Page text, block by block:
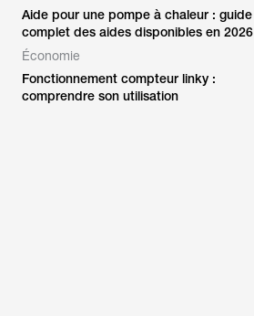
Aide pour une pompe à chaleur : guide
complet des aides disponibles en 2026
Économie
Fonctionnement compteur linky :
comprendre son utilisation